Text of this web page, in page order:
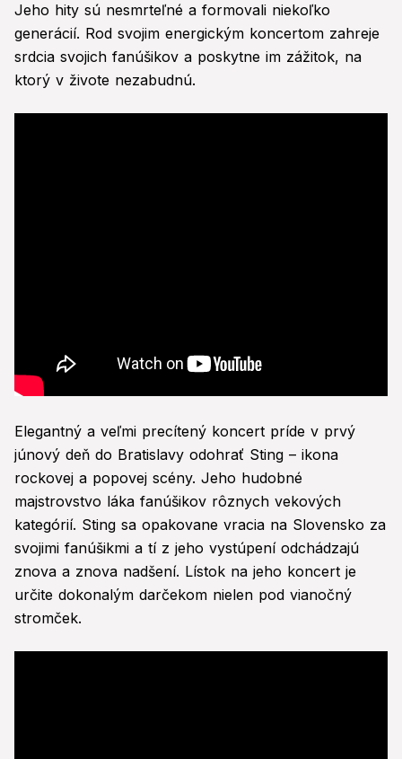
Jeho hity sú nesmrteľné a formovali niekoľko
generácií. Rod svojim energickým koncertom zahreje
srdcia svojich fanúšikov a poskytne im zážitok, na
ktorý v živote nezabudnú.
Elegantný a veľmi precítený koncert príde v prvý
júnový deň do Bratislavy odohrať Sting – ikona
rockovej a popovej scény. Jeho hudobné
majstrovstvo láka fanúšikov rôznych vekových
kategórií. Sting sa opakovane vracia na Slovensko za
svojimi fanúšikmi a tí z jeho vystúpení odchádzajú
znova a znova nadšení. Lístok na jeho koncert je
určite dokonalým darčekom nielen pod vianočný
stromček.